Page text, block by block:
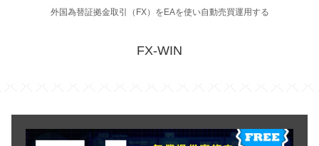
外国為替証拠金取引（FX）をEAを使い自動売買運用する
FX-WIN